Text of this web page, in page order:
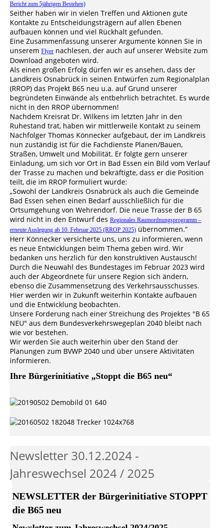
Bericht zum 5jährigen Bestehen)
Seither haben wir in vielen Treffen und Aktionen gute
Kontakte zu Entscheidungsträgern auf allen Ebenen
aufbauen können und viel Rückhalt gefunden.
Eine Zusammenfassung unserer Argumente können Sie in
unserem Flyer nachlesen, der auch auf unserer Website zum
Download angeboten wird.
Als einen großen Erfolg dürfen wir es ansehen, dass der
Landkreis Osnabrück in seinen Entwürfen zum Regionalplan
(RROP) das Projekt B65 neu u.a. auf Grund unserer
begründeten Einwände als entbehrlich betrachtet. Es wurde
nicht in den RROP übernommen!
Nachdem Kreisrat Dr. Wilkens im letzten Jahr in den
Ruhestand trat, haben wir mittlerweile Kontakt zu seinem
Nachfolger Thomas Könnecker aufgebaut, der im Landkreis
nun zuständig ist für die Fachdienste Planen/Bauen,
Straßen, Umwelt und Mobilität. Er folgte gern unserer
Einladung, um sich vor Ort in Bad Essen ein Bild vom Verlauf
der Trasse zu machen und bekräftigte, dass er die Position
teilt, die im RROP formuliert wurde:
„Sowohl der Landkreis Osnabrück als auch die Gemeinde
Bad Essen sehen einen Bedarf ausschließlich für die
Ortsumgehung von Wehrendorf. Die neue Trasse der B 65
wird nicht in den Entwurf des Regionales Raumordnungsprogramm –
erneute Auslegung ab 10. Februar 2025 (RROP 2025) übernommen.“
Herr Könnecker versicherte uns, uns zu informieren, wenn
es neue Entwicklungen beim Thema geben wird. Wir
bedanken uns herzlich für den konstruktiven Austausch!
Durch die Neuwahl des Bundestages im Februar 2023 wird
auch der Abgeordnete für unsere Region sich ändern,
ebenso die Zusammensetzung des Verkehrsausschusses.
Hier werden wir in Zukunft weiterhin Kontakte aufbauen
und die Entwicklung beobachten.
Unsere Forderung nach einer Streichung des Projektes "B 65
NEU" aus dem Bundesverkehrswegeplan 2040 bleibt nach
wie vor bestehen.
Wir werden Sie auch weiterhin über den Stand der
Planungen zum BVWP 2040 und über unsere Aktivitäten
informieren.
Ihre Bürgerinitiative „Stoppt die B65 neu“
Newsletter 30.12.2024 -
Jahreswechsel 2024 / 2025
NEWSLETTER der Bürgerinitiative STOPPT
die B65 neu